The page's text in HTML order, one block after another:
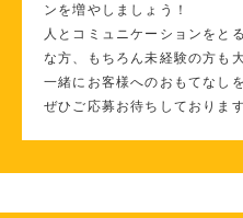
ンを増やしましょう！
人とコミュニケーションをと
な方、もちろん未経験の方も
一緒にお客様へのおもてなし
ぜひご応募お待ちしております